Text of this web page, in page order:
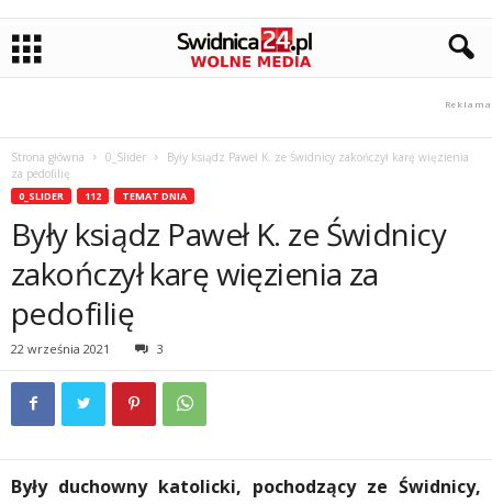
Strona główna 0_Slider
Były ksiądz Paweł K. ze Świdnicy zakończył karę więzienia
za pedofilię
0_SLIDER 112 TEMAT DNIA
Były ksiądz Paweł K. ze Świdnicy
zakończył karę więzienia za
pedofilię
22 września 2021 3
Były duchowny katolicki, pochodzący ze Świdnicy,